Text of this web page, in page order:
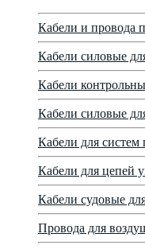
Кабели и провода
Кабели силовые
Кабели
Кабели силовые
Кабели для
Кабели для цепей
Кабели судовые
Провода для